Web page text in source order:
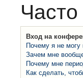
Вход на
Почему я не могу
Зачем мне
Почему мне
Как сделать,